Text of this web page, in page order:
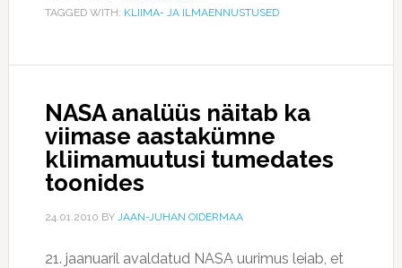
TAGGED WITH: KLIIMA- JA ILMAENNUSTUSED
NASA analüüs näitab ka
viimase aastakümne
kliimamuutusi tumedates
toonides
24.01.2010 BY JAAN-JUHAN OIDERMAA
21. jaanuaril avaldatud NASA uurimus leiab, et